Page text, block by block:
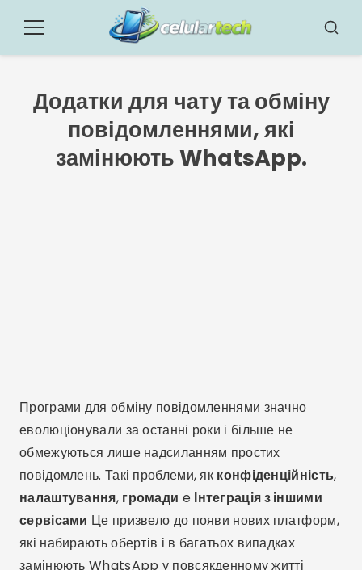
Меню Пошук
Додатки для чату та обміну
повідомленнями, які
замінюють WhatsApp.
Програми для обміну повідомленнями значно
еволюціонували за останні роки і більше не
обмежуються лише надсиланням простих
повідомлень. Такі проблеми, як конфіденційність,
налаштування, громади e Інтеграція з іншими
сервісами Це призвело до появи нових платформ,
які набирають обертів і в багатьох випадках
замінюють WhatsApp у повсякденному житті